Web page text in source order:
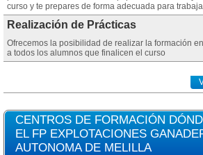
curso y te prepares de forma adecuada para
Realización de Prácticas
Ofrecemos la posibilidad de realizar la formación
a todos los alumnos que finalicen el curso
CENTROS DE FORMACIÓN
EL FP EXPLOTACIONES
AUTONOMA DE MELILLA